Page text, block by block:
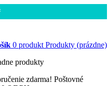
0 produkt Produkty (prázdne)
produkty
zdarma! Poštovné